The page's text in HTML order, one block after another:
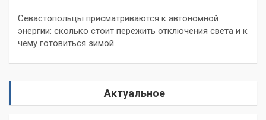
Севастопольцы присматриваются к автономной
энергии: сколько стоит пережить отключения света и к
чему готовиться зимой
Актуальное